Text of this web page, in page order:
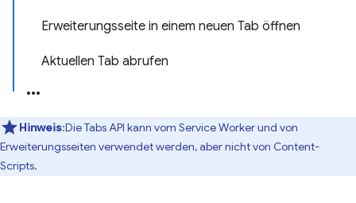
Erweiterungsseite in einem neuen Tab öffnen
Aktuellen Tab abrufen
Hinweis:Die Tabs API kann vom Service Worker und von
Erweiterungsseiten verwendet werden, aber nicht von Content-
Scripts.